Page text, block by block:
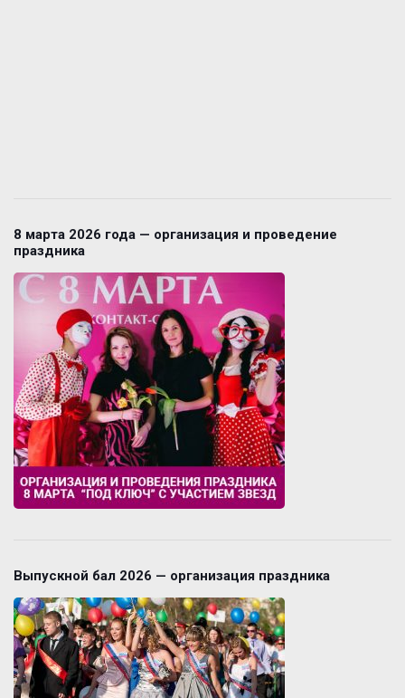
8 марта 2026 года — организация и проведение
праздника
Выпускной бал 2026 — организация праздника